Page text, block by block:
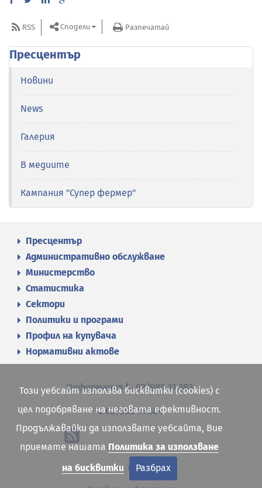
RSS Сподели Разпечатай
Пресцентър
Новини
News
Галерия
В медиите
Кампания "Супер фермер"
Пресцентър
Административно обслужване
Министерство
Статистика
Сектори
Политики и програми
Профил на купувача
Нормативни актове
Информация 02/985 11 383
02/985 11 384
Карта на сайта
Този уебсайт използва бисквитки (cookies) с
цел подобряване на неговата ефективност.
Продължавайки да използвате уебсайта, Вие
приемате нашата Политика за използване
на бисквитки
Разбрах